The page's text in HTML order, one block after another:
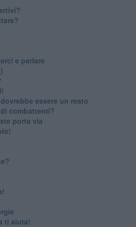
e parlare
essere un reato
combattenti?
porta via
ti aiuta!